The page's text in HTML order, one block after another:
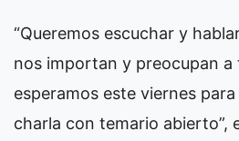
“Queremos escuchar y
nos importan y preocupan a
esperamos este viernes
charla con temario abierto”,